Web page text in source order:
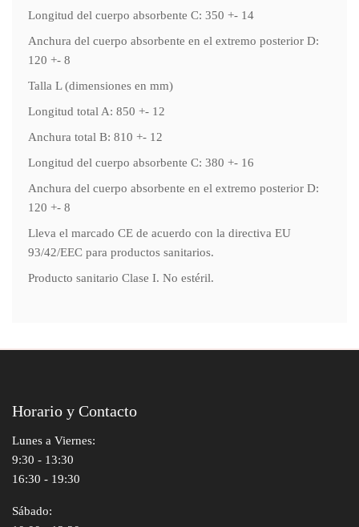
Longitud del cuerpo absorbente C: 350 +- 14
Anchura del cuerpo absorbente en el extremo posterior D:
120 +- 8
Talla L (dimensiones en mm)
Longitud total A: 850 +- 12
Anchura total B: 810 +- 12
Longitud del cuerpo absorbente C: 380 +- 16
Anchura del cuerpo absorbente en el extremo posterior D:
120 +- 8
Lleva el marcado CE de acuerdo con la directiva EU
93/42/EEC para productos sanitarios.
Producto sanitario Clase I. No estéril.
Horario y Contacto
Lunes a Viernes:
9:30 - 13:30
16:30 - 19:30
Sábado: